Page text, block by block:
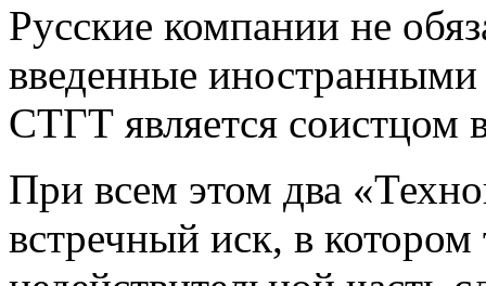
Русские компании не
введенные
СТГТ является соистцом
При всем этом два
встречный иск, в